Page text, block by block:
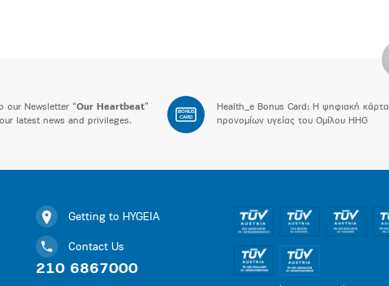
our Newsletter “Our Heartbeat”
latest news and privileges.
BONUS
CARD
Health_e Bonus Card: H ψηφιακή κάρτα
προνομίων υγείας του Ομίλου HHG
Getting to HYGEIA
Contact Us
210 6867000